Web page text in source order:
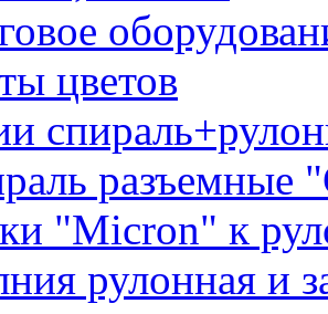
цветов
разъемные
"Micron" к
рулонная и